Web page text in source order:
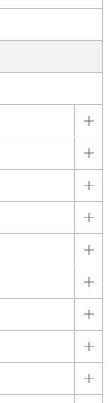
詳
詳
詳
詳
詳
詳
詳
詳
詳